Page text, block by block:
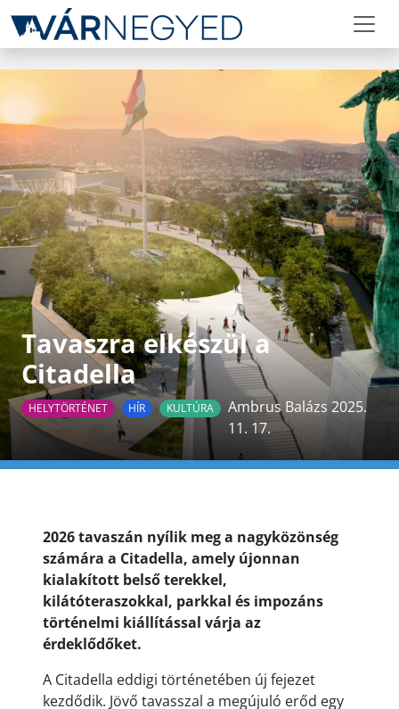
Tavaszra elkészül a
Citadella
HELYTÖRTÉNET HÍR KULTÚRA
Ambrus Balázs 2025.
11. 17.
2026 tavaszán nyílik meg a nagyközönség
számára a Citadella, amely újonnan
kialakított belső terekkel,
kilátóteraszokkal, parkkal és impozáns
történelmi kiállítással várja az
érdeklődőket.
A Citadella eddigi történetében új fejezet
kezdődik. Jövő tavasszal a megújuló erőd egy